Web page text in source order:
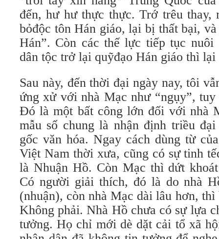
đến, hư hư thực thực. Trớ trêu thay,
bỏđộc tôn Hán giáo, lại bị thất bại,
Hán”. Còn các thế lực tiếp tục nuôi
dân tộc trở lại quỹđạo Hán giáo thì lại
Sau này, đến thời đại ngày nay, tôi
ứng xử với nhà Mạc như “ngụy”,
Đó là một bất công lớn đối với nhà
mẫu số chung là nhận định triều
gốc văn hóa. Ngay cách dùng từ
Việt Nam thời xưa, cũng có sự tinh
là Nhuận Hồ. Còn Mạc thì dứt
Có người giải thích, đó là do nhà
(nhuận), còn nhà Mạc dài lâu hơn,
Không phải. Nhà Hồ chưa có sự lựa
tưởng. Họ chỉ mới dè dặt cải tổ xã